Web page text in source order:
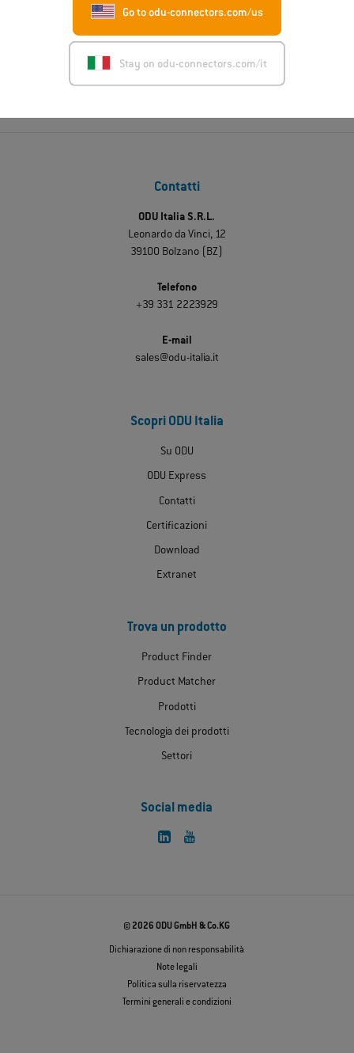
Go to odu-connectors.com/us
Stay on odu-connectors.com/it
Richiedi subito una consulenza
Contatti
ODU Italia S.R.L.
Leonardo da Vinci, 12
39100 Bolzano (BZ)
Telefono
+39 331 2223929
E-mail
sales@odu-italia.it
Scopri ODU Italia
Su ODU
ODU Express
Contatti
Certificazioni
Download
Extranet
Trova un prodotto
Product Finder
Product Matcher
Prodotti
Tecnologia dei prodotti
Settori
Social media
© 2026 ODU GmbH & Co.KG
Dichiarazione di non responsabilità
Note legali
Politica sulla riservatezza
Termini generali e condizioni